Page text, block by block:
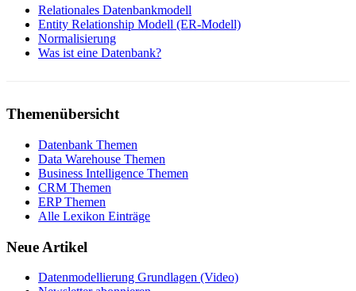
Relationales Datenbankmodell
Entity Relationship Modell (ER-Modell)
Normalisierung
Was ist eine Datenbank?
Themenübersicht
Datenbank Themen
Data Warehouse Themen
Business Intelligence Themen
CRM Themen
ERP Themen
Alle Lexikon Einträge
Neue Artikel
Datenmodellierung Grundlagen (Video)